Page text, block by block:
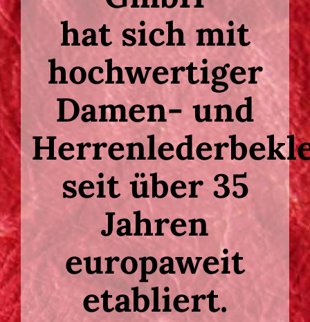
B2B
hat sich mit
hochwertiger
Damen- und
seit über 35
Jahren
europaweit
etabliert.